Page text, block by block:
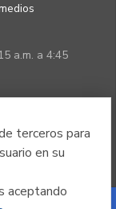
terceros para
en su
aceptando
a.m. a 4:45